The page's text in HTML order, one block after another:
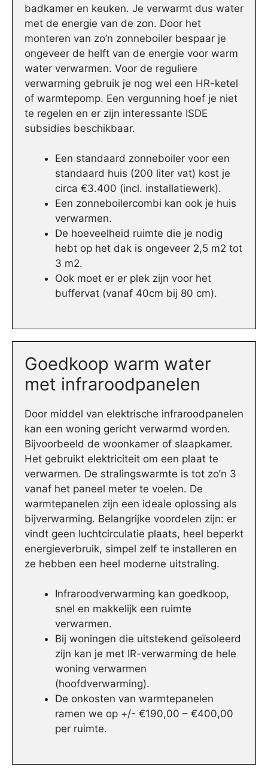
badkamer en keuken. Je verwarmt dus water
met de energie van de zon. Door het
monteren van zo’n zonneboiler bespaar je
ongeveer de helft van de energie voor warm
water verwarmen. Voor de reguliere
verwarming gebruik je nog wel een HR-ketel
of warmtepomp. Een vergunning hoef je niet
te regelen en er zijn interessante ISDE
subsidies beschikbaar.
Een standaard zonneboiler voor een
standaard huis (200 liter vat) kost je
circa €3.400 (incl. installatiewerk).
Een zonneboilercombi kan ook je huis
verwarmen.
De hoeveelheid ruimte die je nodig
hebt op het dak is ongeveer 2,5 m2 tot
3 m2.
Ook moet er er plek zijn voor het
buffervat (vanaf 40cm bij 80 cm).
Goedkoop warm water
met infraroodpanelen
Door middel van elektrische infraroodpanelen
kan een woning gericht verwarmd worden.
Bijvoorbeeld de woonkamer of slaapkamer.
Het gebruikt elektriciteit om een plaat te
verwarmen. De stralingswarmte is tot zo’n 3
vanaf het paneel meter te voelen. De
warmtepanelen zijn een ideale oplossing als
bijverwarming. Belangrijke voordelen zijn: er
vindt geen luchtcirculatie plaats, heel beperkt
energieverbruik, simpel zelf te installeren en
ze hebben een heel moderne uitstraling.
Infraroodverwarming kan goedkoop,
snel en makkelijk een ruimte
verwarmen.
Bij woningen die uitstekend geïsoleerd
zijn kan je met IR-verwarming de hele
woning verwarmen
(hoofdverwarming).
De onkosten van warmtepanelen
ramen we op +/- €190,00 – €400,00
per ruimte.